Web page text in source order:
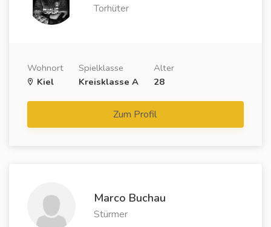
Torhüter
Wohnort
Kiel
Spielklasse
Kreisklasse A
Alter
28
Zum Profil
Marco Buchau
Stürmer